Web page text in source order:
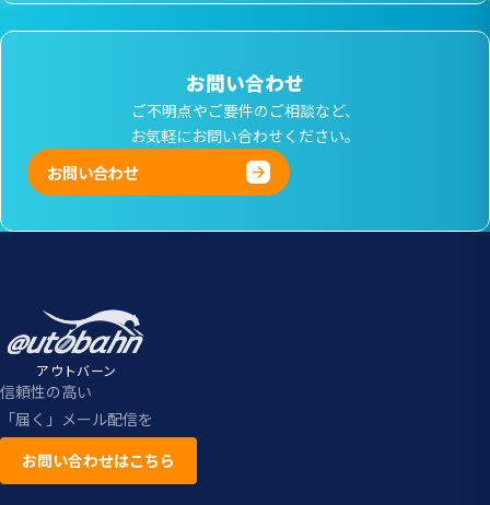
お問い合わせ
ご不明点やご要件のご相談など、
お気軽にお問い合わせください。
お問い合わせ
アウトバーン
信頼性の高い
「届く」メール配信を
お問い合わせはこちら